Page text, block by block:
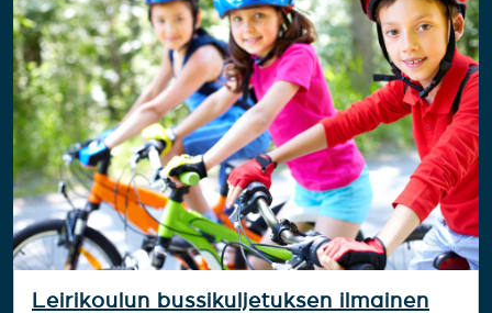
Leirikoulun bussikuljetuksen ilmainen